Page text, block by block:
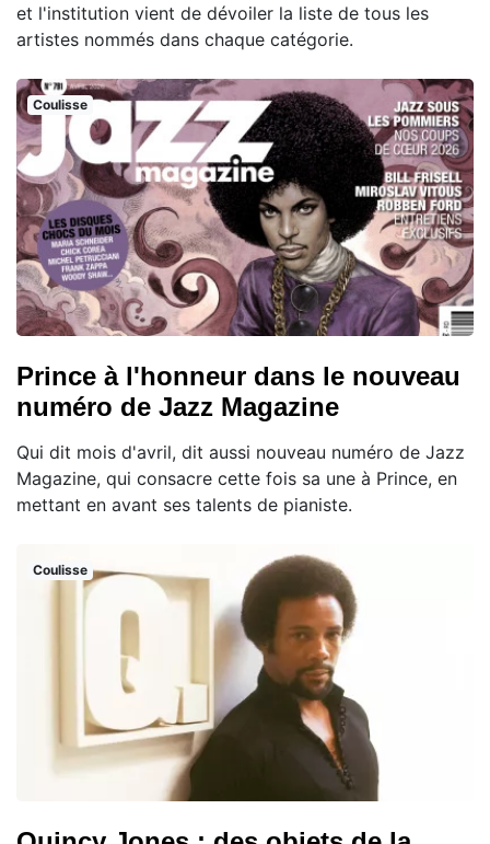
et l'institution vient de dévoiler la liste de tous les
artistes nommés dans chaque catégorie.
Coulisse
Prince à l'honneur dans le nouveau
numéro de Jazz Magazine
Qui dit mois d'avril, dit aussi nouveau numéro de Jazz
Magazine, qui consacre cette fois sa une à Prince, en
mettant en avant ses talents de pianiste.
Coulisse